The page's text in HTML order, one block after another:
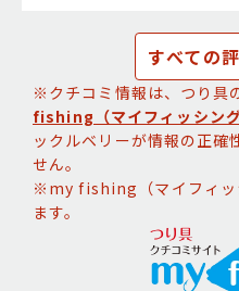
すべての
※クチコミ情報は、つり具
fishing（マイフィッシン
ックルベリーが情報の正確
せん。
※my fishing（マイフィッ
ます。